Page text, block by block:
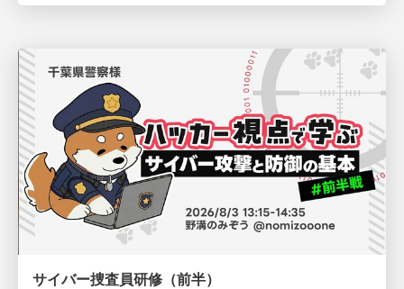
サイバー捜査員研修（前半）